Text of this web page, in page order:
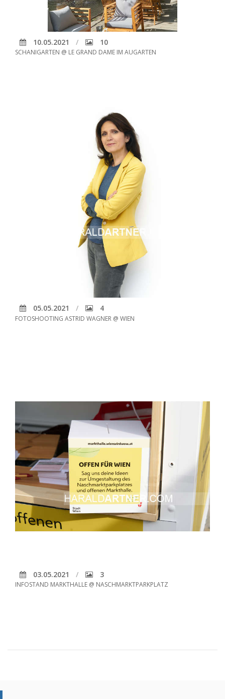
10.05.2021 10
SCHANIGARTEN @ LE GRAND DAME IM AUGARTEN
05.05.2021 4
FOTOSHOOTING ASTRID WAGNER @ WIEN
03.05.2021 3
INFOSTAND MARKTHALLE @ NASCHMARKTPARKPLATZ